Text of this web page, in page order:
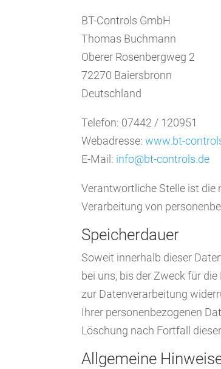
BT-Controls GmbH
Thomas Buchmann
Oberer Rosenbergweg 2
72270 Baiersbronn
Deutschland
Telefon: 07442 / 120951
Webadresse:www.bt-
E-Mail: info@bt-controls.de
Verantwortliche Stelle ist die
Verarbeitung von
Speicherdauer
Soweit innerhalb dieser
bei uns, bis der Zweck für
zur Datenverarbeitung
Ihrer personenbezogenen
Löschung nach Fortfall
Allgemeine